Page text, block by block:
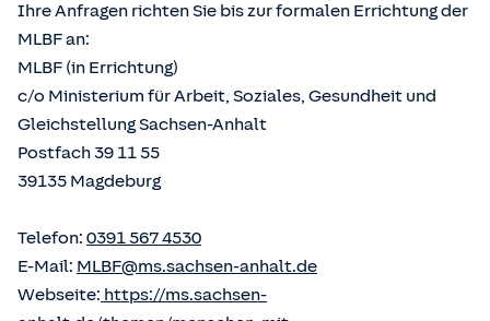
Ihre Anfragen richten Sie bis zur formalen Errichtung der
MLBF an:
MLBF (in Errichtung)
c/o Ministerium für Arbeit, Soziales, Gesundheit und
Gleichstellung Sachsen-Anhalt
Postfach 39 11 55
39135 Magdeburg
Telefon: 0391 567 4530
E-Mail: MLBF@ms.sachsen-anhalt.de
Webseite: https://ms.sachsen-